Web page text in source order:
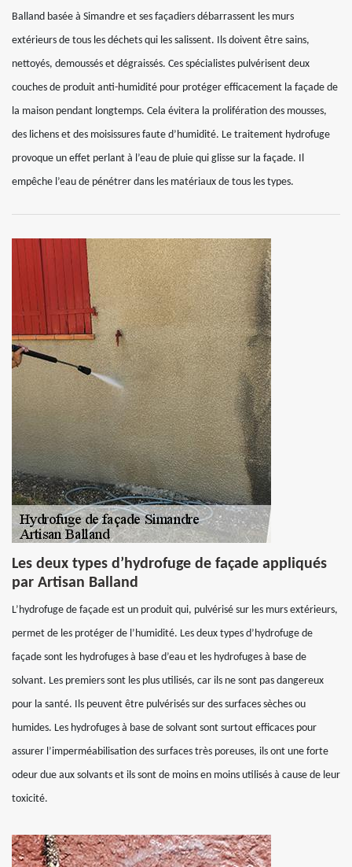
Balland basée à Simandre et ses façadiers débarrassent les murs
extérieurs de tous les déchets qui les salissent. Ils doivent être sains,
nettoyés, demoussés et dégraissés. Ces spécialistes pulvérisent deux
couches de produit anti-humidité pour protéger efficacement la façade de
la maison pendant longtemps. Cela évitera la prolifération des mousses,
des lichens et des moisissures faute d’humidité. Le traitement hydrofuge
provoque un effet perlant à l’eau de pluie qui glisse sur la façade. Il
empêche l’eau de pénétrer dans les matériaux de tous les types.
Les deux types d’hydrofuge de façade appliqués
par Artisan Balland
L’hydrofuge de façade est un produit qui, pulvérisé sur les murs extérieurs,
permet de les protéger de l’humidité. Les deux types d’hydrofuge de
façade sont les hydrofuges à base d’eau et les hydrofuges à base de
solvant. Les premiers sont les plus utilisés, car ils ne sont pas dangereux
pour la santé. Ils peuvent être pulvérisés sur des surfaces sèches ou
humides. Les hydrofuges à base de solvant sont surtout efficaces pour
assurer l’imperméabilisation des surfaces très poreuses, ils ont une forte
odeur due aux solvants et ils sont de moins en moins utilisés à cause de leur
toxicité.